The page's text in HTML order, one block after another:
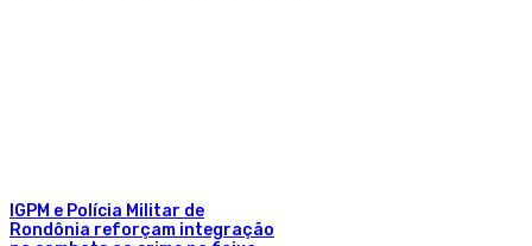
IGPM e Polícia Militar de
Rondônia reforçam integração